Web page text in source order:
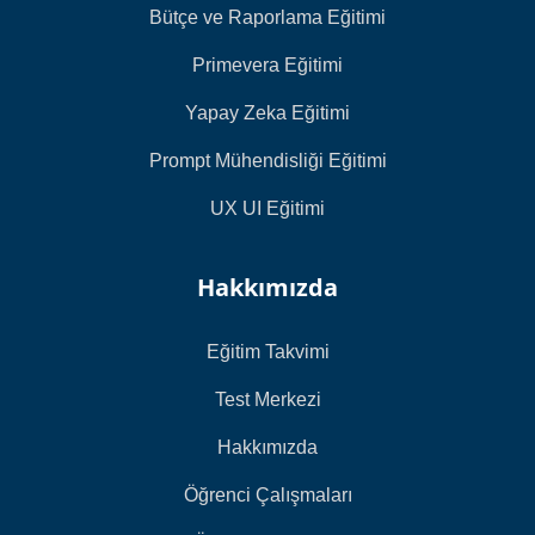
Bütçe ve Raporlama Eğitimi
Primevera Eğitimi
Yapay Zeka Eğitimi
Prompt Mühendisliği Eğitimi
UX UI Eğitimi
Hakkımızda
Eğitim Takvimi
Test Merkezi
Hakkımızda
Öğrenci Çalışmaları